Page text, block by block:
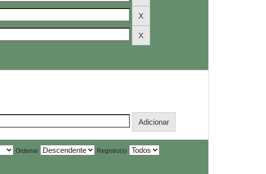
Ordenar Registro(s)